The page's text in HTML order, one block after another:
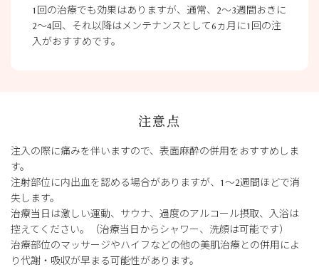
1回の治療でも効果はありますが、通常、2〜3週間おきに
2～4回、それ以降はメンテナンスとして6ヵ月に1回の注
入がおすすめです。
注意点
注入の際に痛みを伴いますので、表面麻酔の併用をおすすめしま
す。
注射部位に内出血を認める場合がありますが、1～2週間ほどで消
失します。
治療当日は激しい運動、サウナ、過度のアルコール摂取、入浴は
控えてください。（治療当日からシャワー、洗顔は可能です）
治療部位のマッサージやハイフなどの他の美肌治療との併用によ
り代謝・吸収が早まる可能性があります。